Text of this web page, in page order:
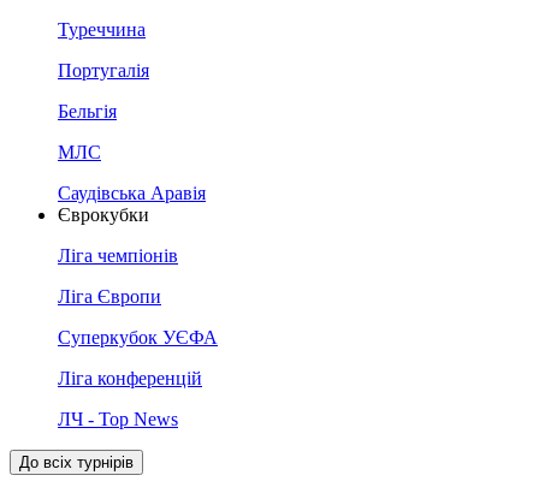
Туреччина
Португалія
Бельгія
МЛС
Саудівська Аравія
Єврокубки
Ліга чемпіонів
Ліга Європи
Суперкубок УЄФА
Ліга конференцій
ЛЧ - Top News
До всіх турнірів